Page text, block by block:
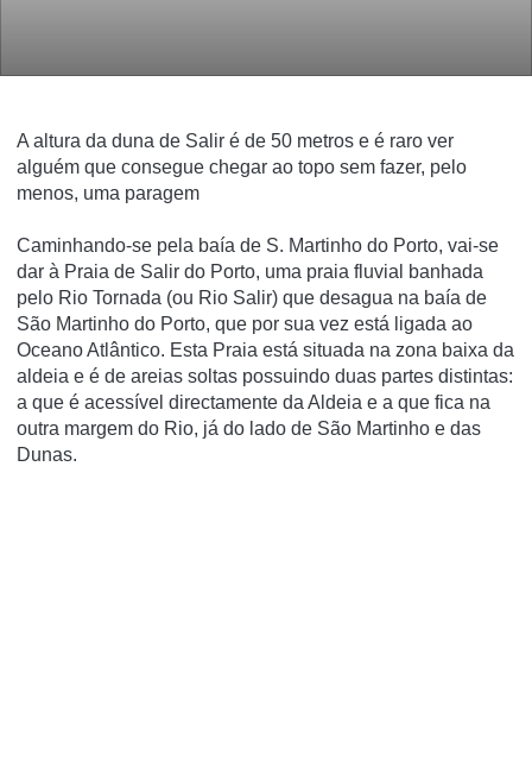
A altura da duna de Salir é de 50 metros e é raro ver
alguém que consegue chegar ao topo sem fazer, pelo
menos, uma paragem
Caminhando-se pela baía de S. Martinho do Porto, vai-se
dar à Praia de Salir do Porto, uma praia fluvial banhada
pelo Rio Tornada (ou Rio Salir) que desagua na baía de
São Martinho do Porto, que por sua vez está ligada ao
Oceano Atlântico. Esta Praia está situada na zona baixa da
aldeia e é de areias soltas possuindo duas partes distintas:
a que é acessível directamente da Aldeia e a que fica na
outra margem do Rio, já do lado de São Martinho e das
Dunas.